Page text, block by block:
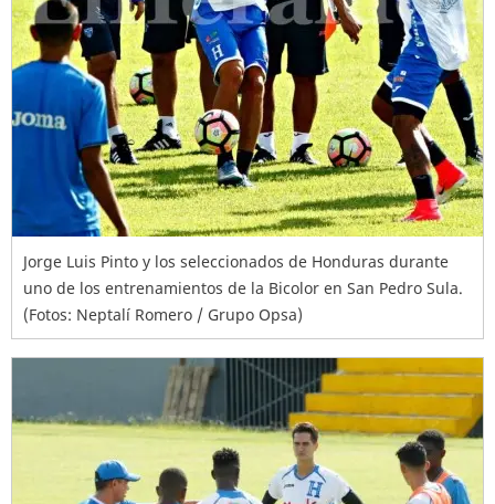
Jorge Luis Pinto y los seleccionados de Honduras durante
uno de los entrenamientos de la Bicolor en San Pedro Sula.
(Fotos: Neptalí Romero / Grupo Opsa)